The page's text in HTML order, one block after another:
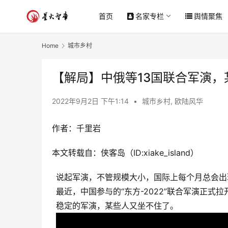
首页 名家专栏 舆情聚焦
Home 城市乡村
【解局】中俄等13国联合军演
2022年9月2日 下午1:14 • 城市乡村, 欧陆风华
作者：千里岩
本文转载自：侠客岛（ID:xiake_island）
说起军演，不管规模大小，国际上每个月总会
最近，中国参与的“东方-2022”联合军演正式
稳定的军演，某些人又坐不住了。